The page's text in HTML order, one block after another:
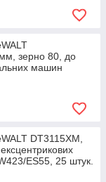
зерно 80, до
машин
DT3115XM,
ES55, 25 штук.